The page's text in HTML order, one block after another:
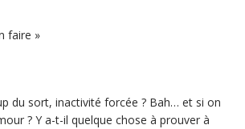
faire »
du sort, inactivité forcée ? Bah… et si on
? Y a-t-il quelque chose à prouver à